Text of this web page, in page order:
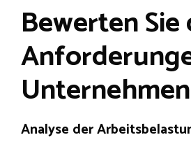
Bewerten Sie
Analyse der